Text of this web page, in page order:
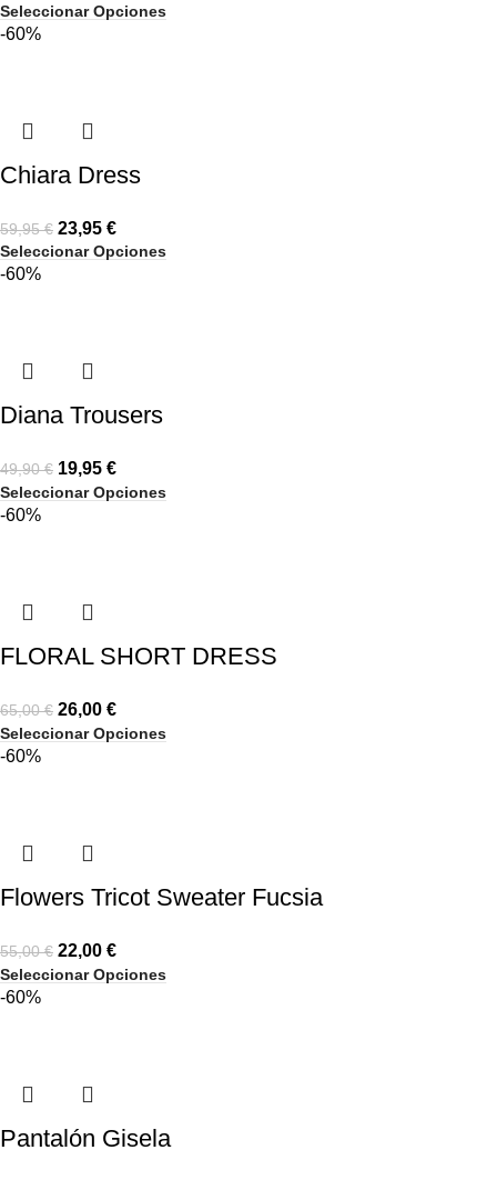
Seleccionar Opciones
-60%
Chiara Dress
59,95€ 23,95 €
Seleccionar Opciones
-60%
Diana Trousers
49,90€ 19,95 €
Seleccionar Opciones
-60%
FLORAL SHORT DRESS
65,00€ 26,00 €
Seleccionar Opciones
-60%
Flowers Tricot Sweater Fucsia
55,00€ 22,00 €
Seleccionar Opciones
-60%
Pantalón Gisela